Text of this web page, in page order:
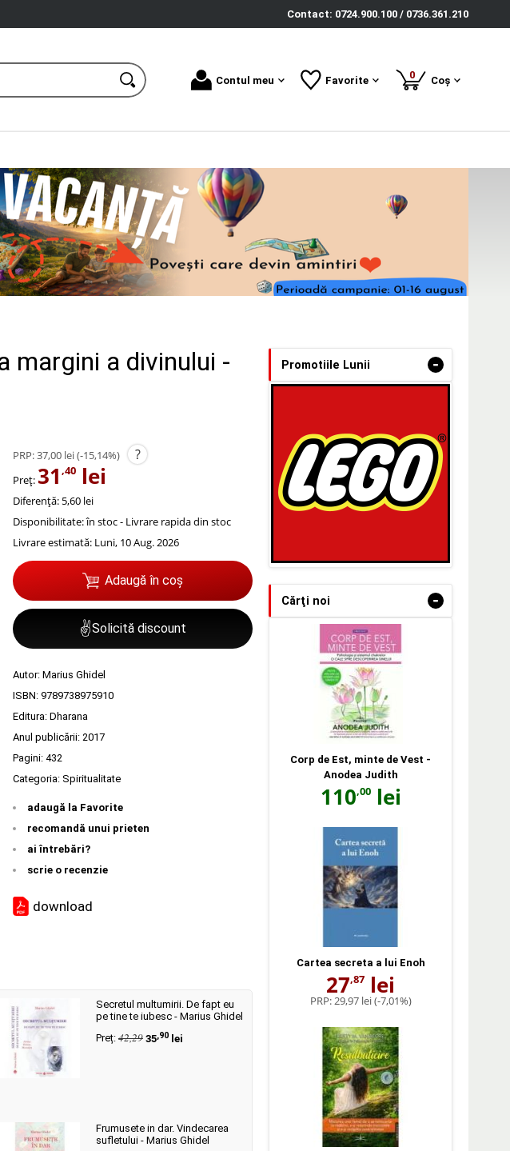
Contact: 0724.900.100 / 0736.361.210
Contul meu Favorite 0produse
Coș
margini a divinului -
PRP:37,00 lei(-15,14%) ?
Preț: 31 ,40 lei
Diferență: 5,60 lei
Disponibilitate:în stoc - Livrare rapida din stoc
Livrare estimată: Luni, 10 Aug. 2026
Adaugă în coș
✌Solicită discount
Autor: Marius Ghidel
ISBN: 9789738975910
Editura: Dharana
Anul publicării: 2017
Pagini: 432
Categoria: Spiritualitate
adaugă la Favorite
recomandă unui prieten
ai întrebări?
scrie o recenzie
download
Secretul multumirii. De fapt eu
pe tine te iubesc - Marius Ghidel
Preț: 42,29 35,90lei
Frumusete in dar. Vindecarea
sufletului - Marius Ghidel
Promotiile Lunii -
Cărţi noi -
Corp de Est, minte de Vest -
Anodea Judith
110,00lei
Cartea secreta a lui Enoh
27,87 lei
PRP:29,97 lei(-7,01%)